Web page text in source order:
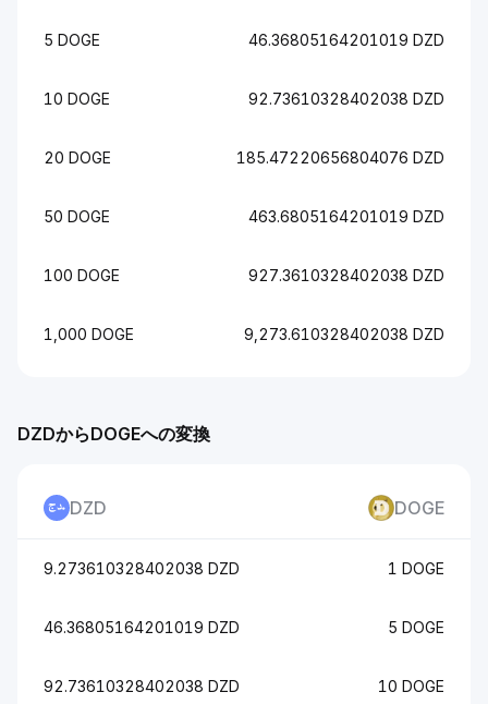
5 DOGE 46.36805164201019 DZD
10 DOGE 92.73610328402038 DZD
20 DOGE 185.47220656804076 DZD
50 DOGE 463.6805164201019 DZD
100 DOGE 927.3610328402038 DZD
1,000 DOGE 9,273.610328402038 DZD
DZDからDOGEへの変換
DZD DOGE
9.273610328402038 DZD 1 DOGE
46.36805164201019 DZD 5 DOGE
92.73610328402038 DZD 10 DOGE